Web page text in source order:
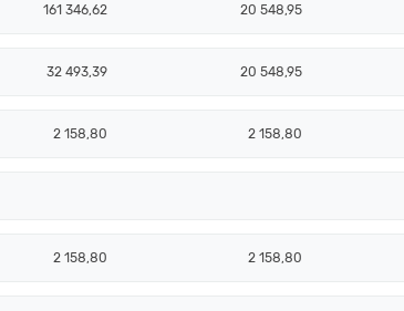
161 346,62 20 548,95
32 493,39 20 548,95
2 158,80 2 158,80
2 158,80 2 158,80